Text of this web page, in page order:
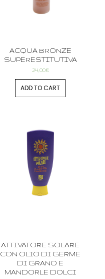
ACQUA BRONZE
SUPERESTITUTIVA
24,00€
ADD TO CART
ATTIVATORE SOLARE
CON OLIO DI GERME
DI GRANO E
MANDORLE DOLCI